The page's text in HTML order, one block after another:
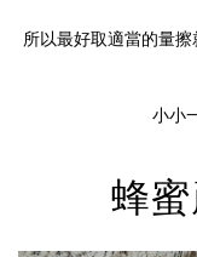
所以最好取適當的量
小小
蜂